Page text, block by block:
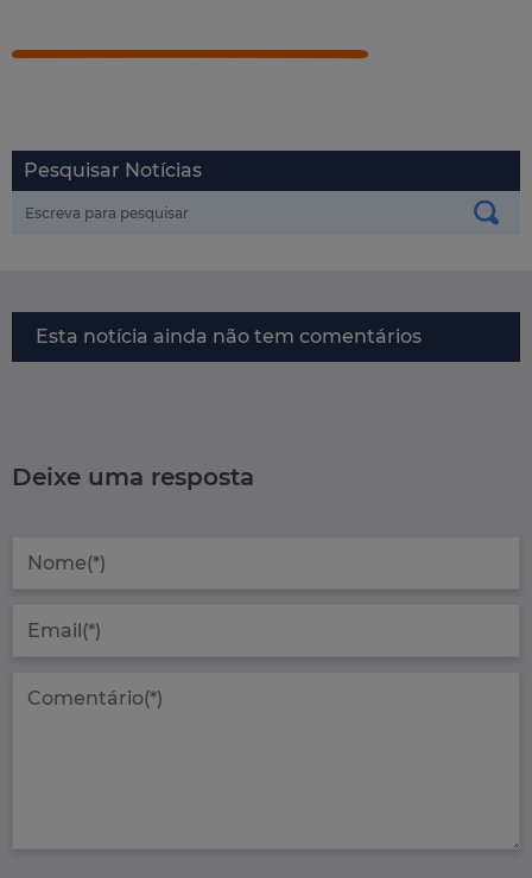
Pesquisar Notícias
Esta notícia ainda não tem comentários
Deixe uma resposta